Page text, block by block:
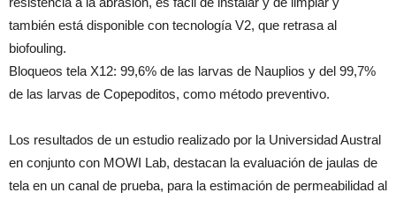
también está disponible con tecnología V2, que retrasa al
biofouling.
Bloqueos tela X12: 99,6% de las larvas de Nauplios y del 99,7%
de las larvas de Copepoditos, como método preventivo.
Los resultados de un estudio realizado por la Universidad Austral
en conjunto con MOWI Lab, destacan la evaluación de jaulas de
tela en un canal de prueba, para la estimación de permeabilidad al